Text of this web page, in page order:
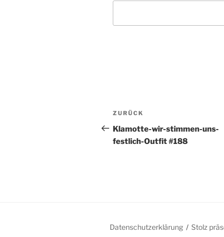
Beitragsnavigation
Vorheriger
Beitrag
ZURÜCK
Klamotte-wir-stimmen-uns-
festlich-Outfit #188
Datenschutzerklärung Stolz